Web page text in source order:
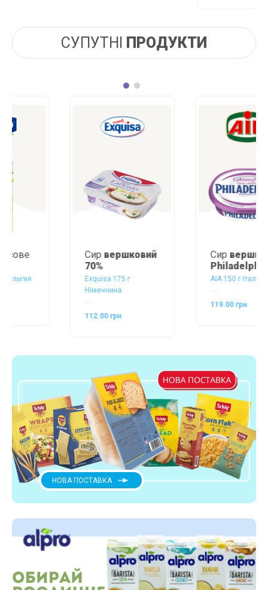
СУПУТНІ ПРОДУКТИ
Сир
вершковий
Exquisa 175 г
Сир
вершковий
Philadelphia
НОВА ПОСТАВКА